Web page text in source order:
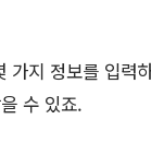
지 정보를 입력
수 있죠.